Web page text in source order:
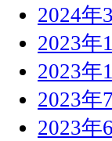
2024年
2023年
2023年
2023年
2023年